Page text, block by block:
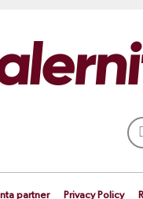
partner Privacy Policy